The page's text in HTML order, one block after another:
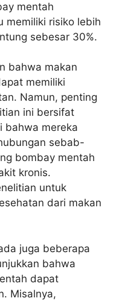
mentah
memiliki risiko lebih
sebesar 30%.
bahwa makan
memiliki
Namun, penting
ini bersifat
bahwa mereka
sebab-
bombay mentah
kronis.
untuk
dari makan
juga beberapa
bahwa
dapat
Misalnya,